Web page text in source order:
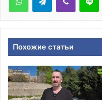
Похожие статьи